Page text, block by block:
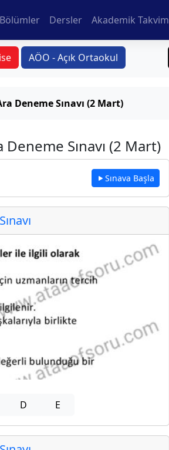
Bölümler Dersler Akademik Takvim
AÖO - Açık Ortaokul
Deneme Sınavı (2 Mart)
Sınavı (2 Mart)
Sınava Başla
D E